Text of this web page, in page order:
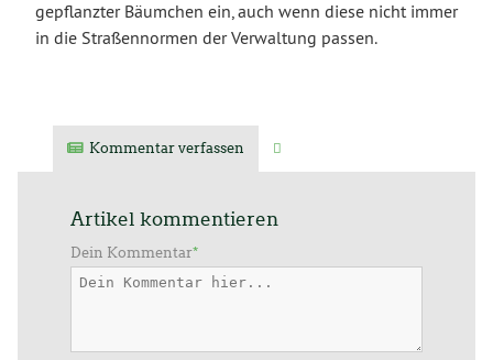
gepflanzter Bäumchen ein, auch wenn diese nicht immer
in die Straßennormen der Verwaltung passen.
Kommentar verfassen
Artikel kommentieren
Dein Kommentar*